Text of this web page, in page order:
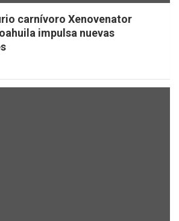
carnívoro Xenovenator
impulsa nuevas